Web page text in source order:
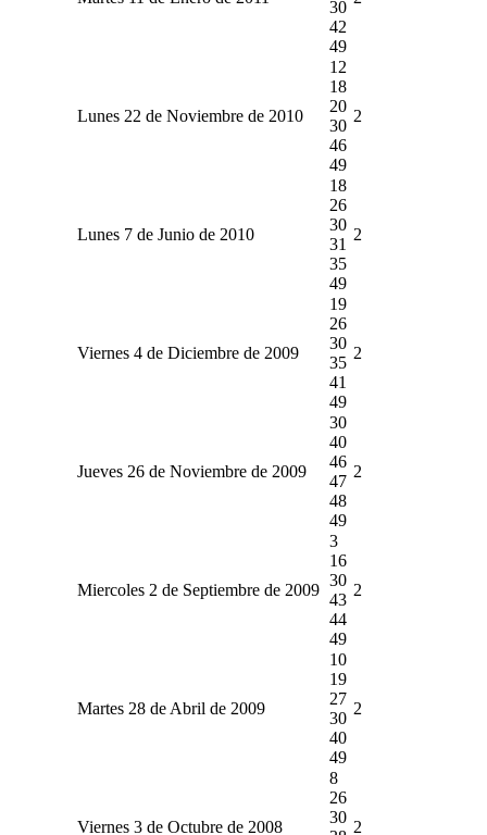
30
42
49
Lunes 22 de Noviembre de 2010
12
18
20
30
46
49
2
Lunes 7 de Junio de 2010
18
26
30
31
35
49
2
Viernes 4 de Diciembre de 2009
19
26
30
35
41
49
2
Jueves 26 de Noviembre de 2009
30
40
46
47
48
49
2
Miercoles 2 de Septiembre de 2009
3
16
30
43
44
49
2
Martes 28 de Abril de 2009
10
19
27
30
40
49
2
Viernes 3 de Octubre de 2008
8
26
30
2